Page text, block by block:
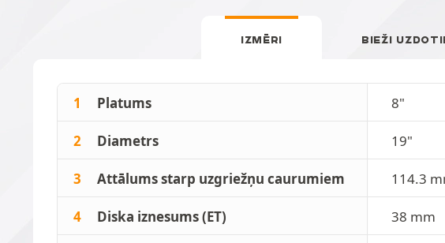
IZMĒRI BIEŽI
1 Platums 8"
2 Diametrs 19"
3 Attālums starp uzgriežņu caurumiem 114.3
4 Diska iznesums (ET) 38 mm